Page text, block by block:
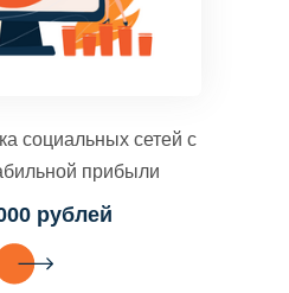
социальных сетей с
прибыли
рублей